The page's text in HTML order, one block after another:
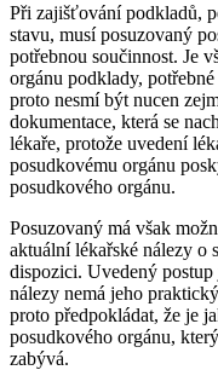
Při zajišťování podkladů,
stavu, musí posuzovaný
potřebnou součinnost. Je
orgánu podklady,
proto nesmí být nucen
dokumentace, která se
lékaře, protože uvedení
posudkovému orgánu
posudkového orgánu.
Posuzovaný má však
aktuální lékařské nálezy o
dispozici. Uvedený
nálezy nemá jeho
proto předpokládat, že je
posudkového orgánu,
zabývá.